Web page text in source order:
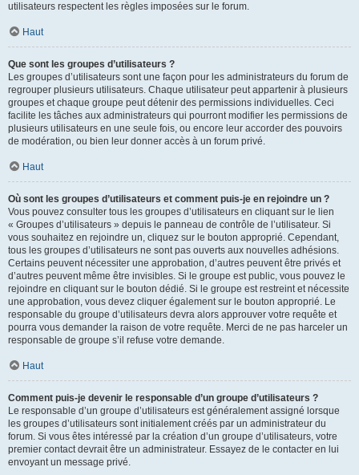
utilisateurs respectent les règles imposées sur le forum.
Haut
Que sont les groupes d’utilisateurs ?
Les groupes d’utilisateurs sont une façon pour les administrateurs du forum de
regrouper plusieurs utilisateurs. Chaque utilisateur peut appartenir à plusieurs
groupes et chaque groupe peut détenir des permissions individuelles. Ceci
facilite les tâches aux administrateurs qui pourront modifier les permissions de
plusieurs utilisateurs en une seule fois, ou encore leur accorder des pouvoirs
de modération, ou bien leur donner accès à un forum privé.
Haut
Où sont les groupes d’utilisateurs et comment puis-je en rejoindre un ?
Vous pouvez consulter tous les groupes d’utilisateurs en cliquant sur le lien
« Groupes d’utilisateurs » depuis le panneau de contrôle de l’utilisateur. Si
vous souhaitez en rejoindre un, cliquez sur le bouton approprié. Cependant,
tous les groupes d’utilisateurs ne sont pas ouverts aux nouvelles adhésions.
Certains peuvent nécessiter une approbation, d’autres peuvent être privés et
d’autres peuvent même être invisibles. Si le groupe est public, vous pouvez le
rejoindre en cliquant sur le bouton dédié. Si le groupe est restreint et nécessite
une approbation, vous devez cliquer également sur le bouton approprié. Le
responsable du groupe d’utilisateurs devra alors approuver votre requête et
pourra vous demander la raison de votre requête. Merci de ne pas harceler un
responsable de groupe s’il refuse votre demande.
Haut
Comment puis-je devenir le responsable d’un groupe d’utilisateurs ?
Le responsable d’un groupe d’utilisateurs est généralement assigné lorsque
les groupes d’utilisateurs sont initialement créés par un administrateur du
forum. Si vous êtes intéressé par la création d’un groupe d’utilisateurs, votre
premier contact devrait être un administrateur. Essayez de le contacter en lui
envoyant un message privé.